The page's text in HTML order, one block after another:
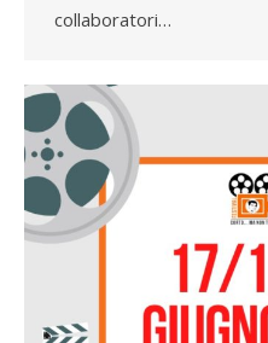
collaboratori…